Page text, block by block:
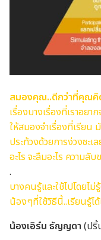
สมองคุณ..ดีกว่าที่คุณคิ
เรื่องบางเรื่องที่เราอยา
ให้สมองจำเรื่องที่เรีย
ประท้วงด้วยการง่วงซะ
อะไร จะลืมอะไร ความลั
.
บางคนรู้และใช้ไปโดยไม่
น้องๆที่ใช้วิธีนี้..เรียนรู้ไ
น้องเอิร์น ธัญญดา (ปริ้